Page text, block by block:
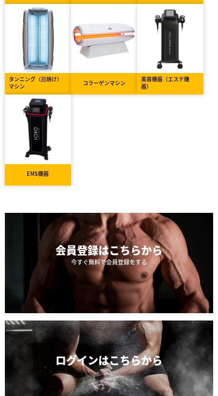
タンニング（日焼け）
マシン
コラーゲンマシン
美容機器（エステ機
器）
EMS機器
会員登録はこちらから
今すぐ無料で会員登録をする
ログインはこちらから